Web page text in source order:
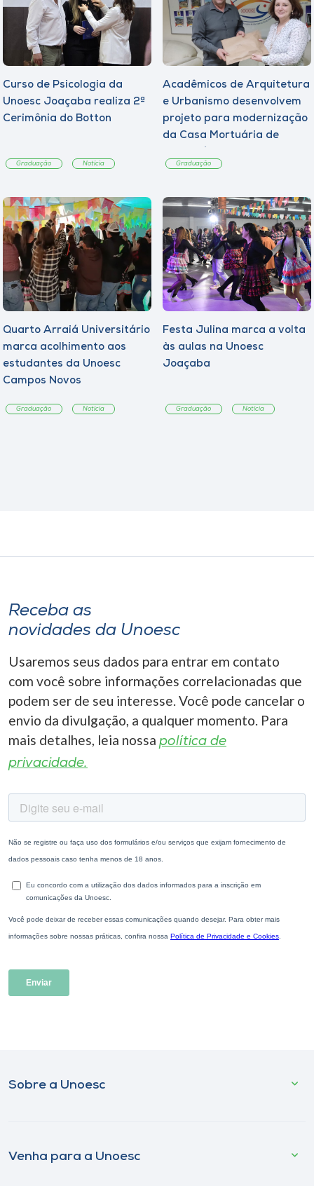
Curso de Psicologia da
Unoesc Joaçaba realiza 2ª
Cerimônia do Botton
Graduação Notícia
Acadêmicos de Arquitetura
e Urbanismo desenvolvem
projeto para modernização
da Casa Mortuária de
Graduação
Quarto Arraiá Universitário
marca acolhimento aos
estudantes da Unoesc
Campos Novos
Graduação Notícia
Festa Julina marca a volta
às aulas na Unoesc
Joaçaba
Graduação Notícia
Receba as
novidades da Unoesc
Usaremos seus dados para entrar em contato
com você sobre informações correlacionadas que
podem ser de seu interesse. Você pode cancelar o
envio da divulgação, a qualquer momento. Para
mais detalhes, leia nossa política de
privacidade.
Sobre a Unoesc
Venha para a Unoesc